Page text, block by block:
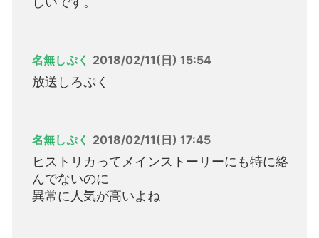
名無しぷく 2018/02/11(日) 15:54
放送しろぷく
名無しぷく 2018/02/11(日) 17:45
ヒストリカってメインストーリーにも特に絡
んでないのに
異常に人気が高いよね